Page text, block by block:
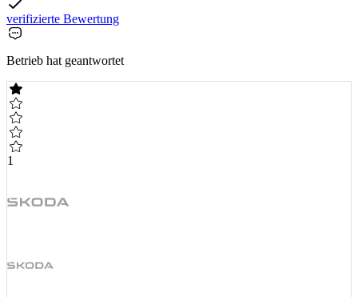
verifizierte Bewertung
Betrieb hat geantwortet
1